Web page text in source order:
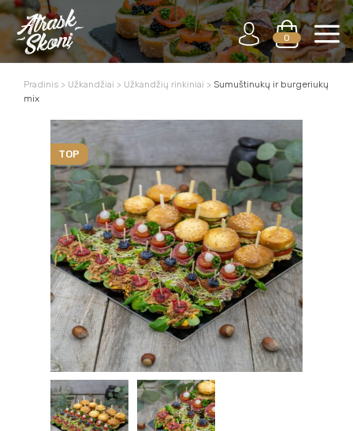
0
Pradinis > Užkandžiai > Užkandžių rinkiniai > Sumuštinukų ir burgeriukų
mix
TOP